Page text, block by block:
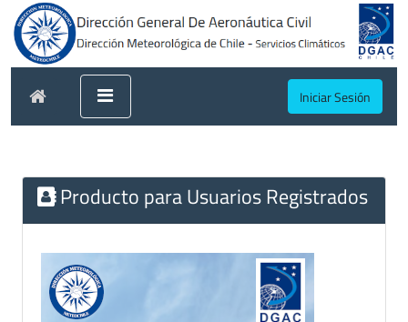
Iniciar Sesión
Producto para Usuarios Registrados